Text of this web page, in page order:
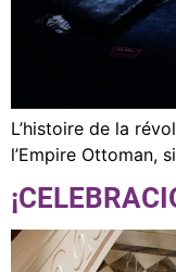
L’histoire de la
l’Empire Ottoman,